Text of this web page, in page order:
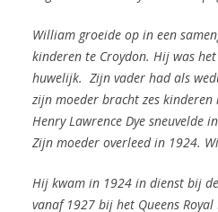
William groeide op in een
kinderen te Croydon. Hij was
huwelijk. Zijn vader had als
zijn moeder bracht zes
Henry Lawrence Dye sneuvelde
Zijn moeder overleed in 1924.
Hij kwam in 1924 in dienst bij
vanaf 1927 bij het Queens